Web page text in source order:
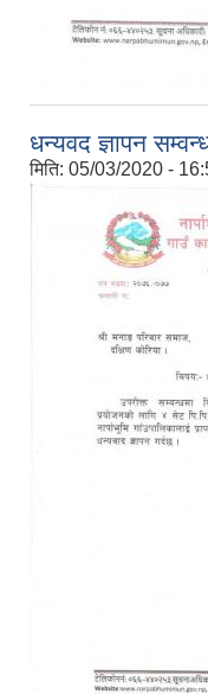
धन्यवद ज्ञापन
मिति: 05/03/2020 -